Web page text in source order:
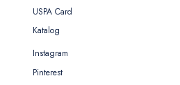
USPA Card
Katalog
Instagram
Pinterest